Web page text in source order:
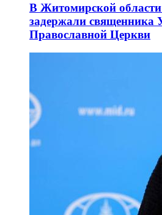
В Житомирской
задержали священника
Православной Церкви